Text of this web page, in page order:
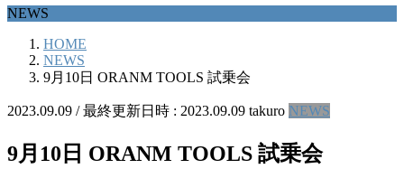
NEWS
HOME
NEWS
9月10日 ORANM TOOLS 試乗会
2023.09.09 / 最終更新日時 : 2023.09.09 takuro NEWS
9月10日 ORANM TOOLS 試乗会